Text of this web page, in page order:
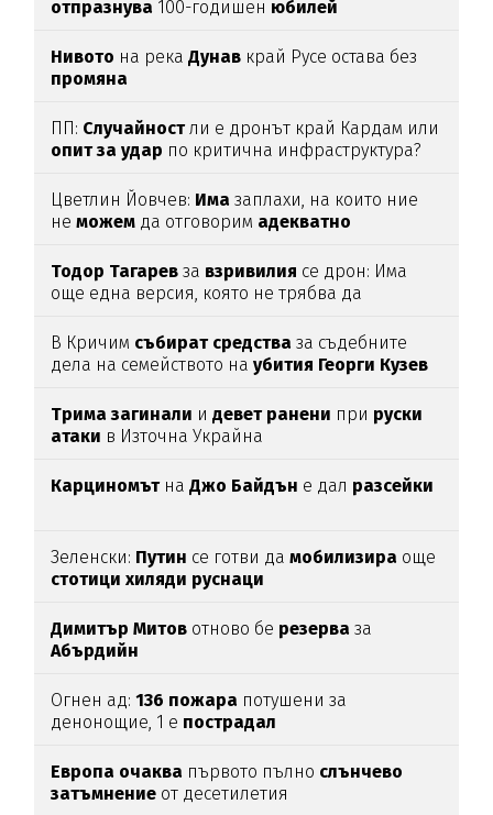
отпразнува 100-годишен юбилей
Нивото на рекаДунав край Русе остава без
промяна
ПП: Случайностли е дронът край Кардам или
опит за удар по критична инфраструктура?
Цветлин Йовчев: Има заплахи, на които ние
неможем да отговорим адекватно
Тодор Тагарев за взривилия се дрон: Има
още една версия, която не трябва да
В Кричим събират средства за съдебните
дела на семейството наубития Георги Кузев
Трима загинали идевет ранени при руски
атаки в Източна Украйна
КарциномътнаДжо Байдън е дал разсейки
Зеленски: Путин се готви дамобилизира още
стотици хиляди руснаци
Димитър Митов отново бе резерва за
Абърдийн
Огнен ад:136 пожара потушени за
денонощие, 1 е пострадал
Европа очаква първото пълно слънчево
затъмнение от десетилетия